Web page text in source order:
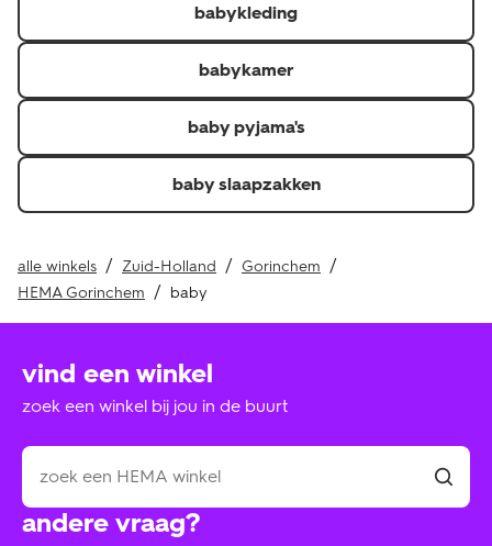
Je kunt de factuur, pakbon of QR-code voor een
thuislevering en kassabon of QR-code voor in de winkel
afgehaalde of gekochte producten laten zien.\r
Je hebt het artikel minder dan 30 dagen geleden
Retourneer je de hele bestelling? Dan krijg je je
verzendkosten of verwerkingskosten ook terug als je
babykleding
babykamer
baby pyjama's
baby slaapzakken
alle winkels Zuid-Holland
Gorinchem
HEMA Gorinchem
baby
andere vraag?
vind een winkel
zoek een winkel bij jou in de buurt